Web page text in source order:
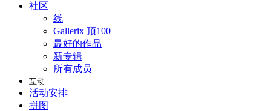
社区
线
Gallerix 顶100
最好的作品
新专辑
所有成员
互动
活动安排
拼图